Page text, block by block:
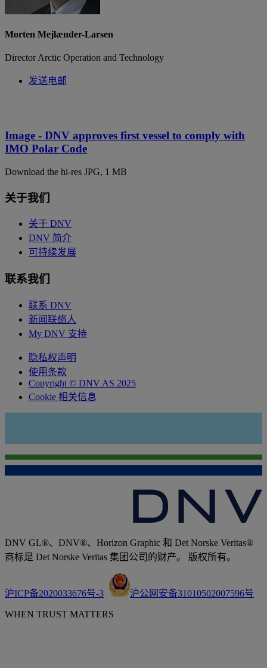
Morten Mejlænder-Larsen
Director Arctic Operation and Technology
发送电邮
Image - DNV approves first vessel to comply with
IMO Polar Code
Download the hi-res JPG, 1 MB
关于我们
关于 DNV
DNV 简介
可持续发展
联系我们
联系 DNV
新闻联络人
My DNV 支持
隐私权声明
使用条款
Copyright © DNV AS 2025
Cookie 相关信息
DNV GL®、DNV®、Horizon Graphic 和 Det Norske Veritas®
商标是 Det Norske Veritas 集团公司的财产。 版权所有。
沪ICP备2020033676号-3 沪公网安备31010502007596号
WHEN TRUST MATTERS